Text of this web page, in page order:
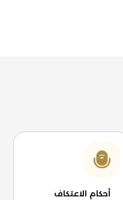
أحكام الاعتكاف